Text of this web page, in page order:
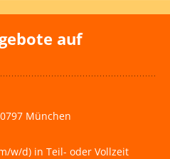
auf
München
w/d) in Teil- oder Vollzeit